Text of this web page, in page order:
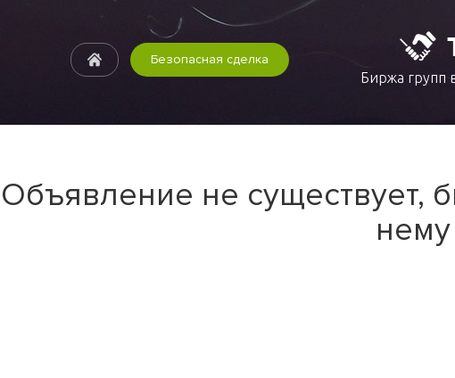
Безопасная сделка
Биржа групп
Объявление не существует,